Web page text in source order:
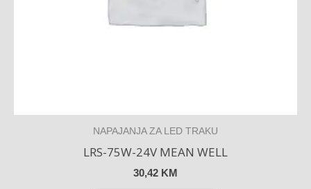
NAPAJANJA ZA LED TRAKU
LRS-75W-24V MEAN WELL
30,42 KM